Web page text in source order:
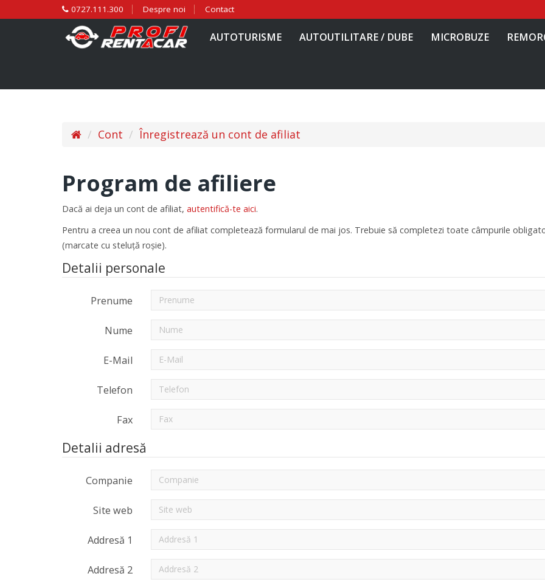
0727.111.300 Despre noi Contact
AUTOTURISME AUTOUTILITARE / DUBE MICROBUZE
Cont Înregistrează un cont de afiliat
Program de afiliere
Dacă ai deja un cont de afiliat, autentifică-te aici.
Pentru a creea un nou cont de afiliat completează formularul de mai jos. Trebuie să completezi toate câmpurile
(marcate cu steluță roșie).
Detalii personale
Prenume
Nume
E-Mail
Telefon
Fax
Detalii adresă
Companie
Site web
Addresă 1
Addresă 2